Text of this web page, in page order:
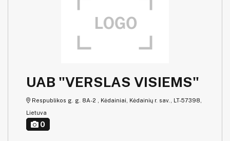
UAB "VERSLAS VISIEMS"
Respublikos g. g. 8A-2 , Kėdainiai, Kėdainių r. sav., LT-57398,
Lietuva
0